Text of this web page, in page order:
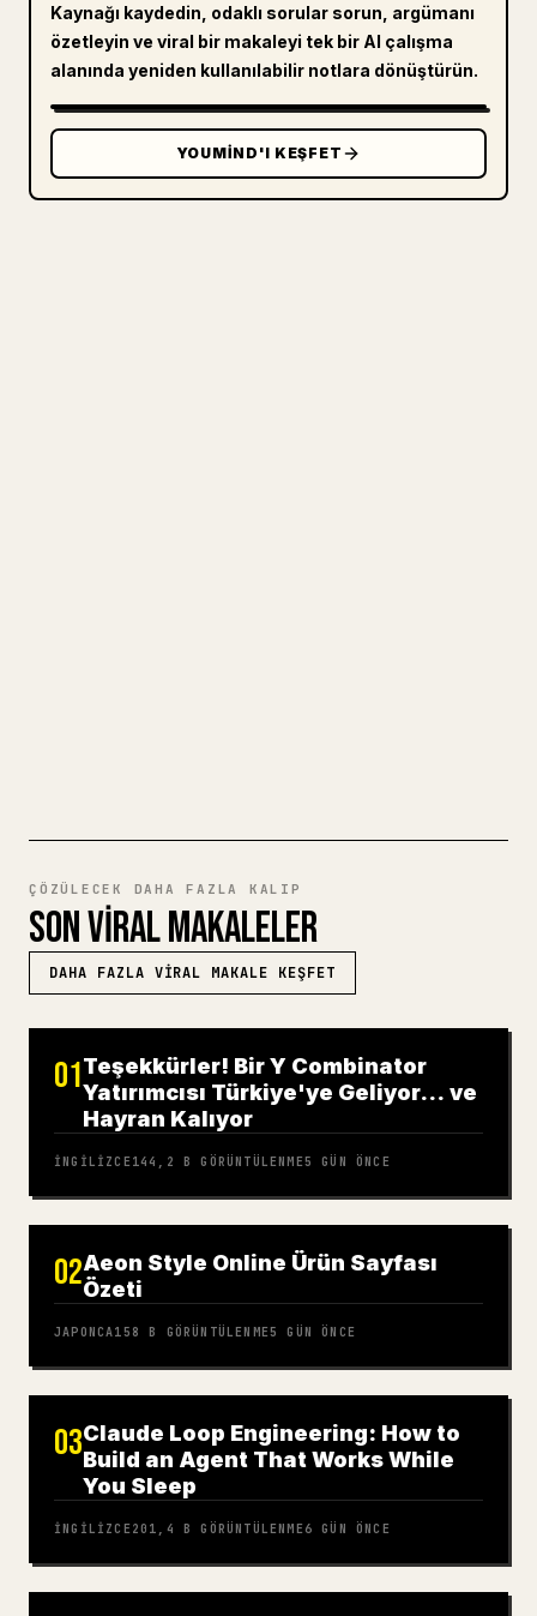
Kaynağı kaydedin, odaklı sorular sorun, argümanı
özetleyin ve viral bir makaleyi tek bir AI çalışma
alanında yeniden kullanılabilir notlara dönüştürün.
YOUMIND'I KEŞFET
ÇÖZÜLECEK DAHA FAZLA KALIP
SON VIRAL MAKALELER
DAHA FAZLA VIRAL MAKALE KEŞFET
01Teşekkürler! Bir Y Combinator
Yatırımcısı Türkiye'ye Geliyor… ve
Hayran Kalıyor
İNGILIZCE 144,2 B GÖRÜNTÜLENME5 GÜN ÖNCE
02Aeon Style Online Ürün Sayfası
Özeti
JAPONCA158 B GÖRÜNTÜLENME5 GÜN ÖNCE
03Claude Loop Engineering: How to
Build an Agent That Works While
You Sleep
İNGILIZCE 201,4 B GÖRÜNTÜLENME 6 GÜN ÖNCE